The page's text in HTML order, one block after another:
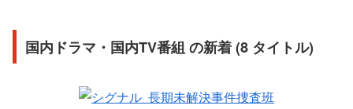
国内ドラマ・国内TV番組 の新着 (8 タイトル)